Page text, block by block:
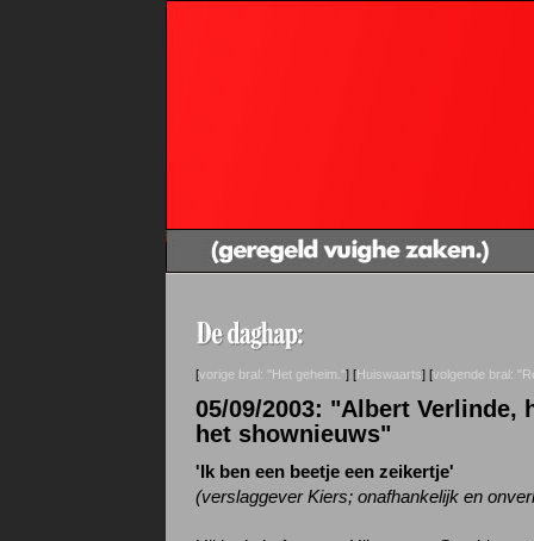
[vorige bral: "Het geheim."] [Huiswaarts] [volgende bral:
05/09/2003: "Albert Verlinde,
het shownieuws"
'Ik ben een beetje een zeikertje'
(verslaggever Kiers; onafhankelijk en